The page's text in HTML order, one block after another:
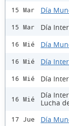
15 Mar Día
15 Mar Día
16 Mié Día
16 Mié Día
16 Mié Día
16 Mié
Día
Lucha
17 Jue Día